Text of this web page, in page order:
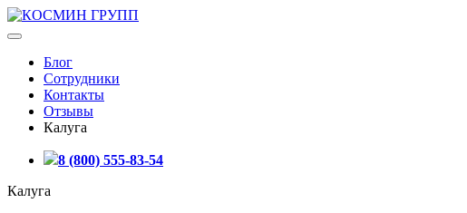
Блог
Сотрудники
Контакты
Отзывы
Калуга
8 (800) 555-83-54
Калуга